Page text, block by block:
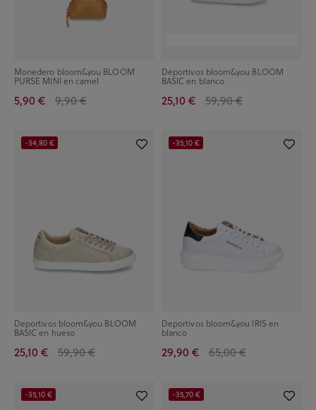
Monedero bloom&you BLOOM
PURSE MINI en camel
5,90 € 9,90 €
Deportivos bloom&you BLOOM
BASIC en blanco
25,10 € 59,90 €
Deportivos bloom&you BLOOM
BASIC en hueso
25,10 € 59,90 €
-34,80 €
Deportivos bloom&you IRIS en
blanco
29,90 € 65,00 €
-35,10 €
-35,10 € -35,70 €